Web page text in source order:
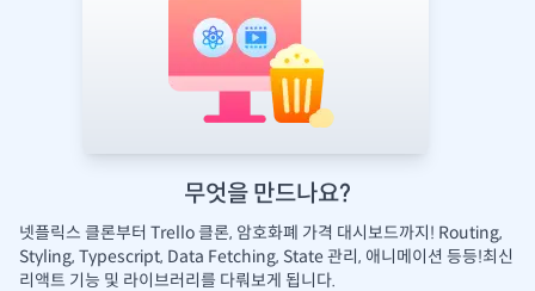
무엇을 만드나요?
넷플릭스 클론부터 Trello 클론, 암호화폐 가격 대시보드까지! Routing,
Styling, Typescript, Data Fetching, State 관리, 애니메이션 등등!최신
리액트 기능 및 라이브러리를 다뤄보게 됩니다.